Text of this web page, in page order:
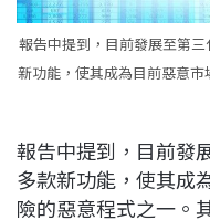
報告中提到，目前發展至第
新功能，使其成為目前惡意
報告中提到，目前發
多款新功能，使其成
險的惡意程式之一。